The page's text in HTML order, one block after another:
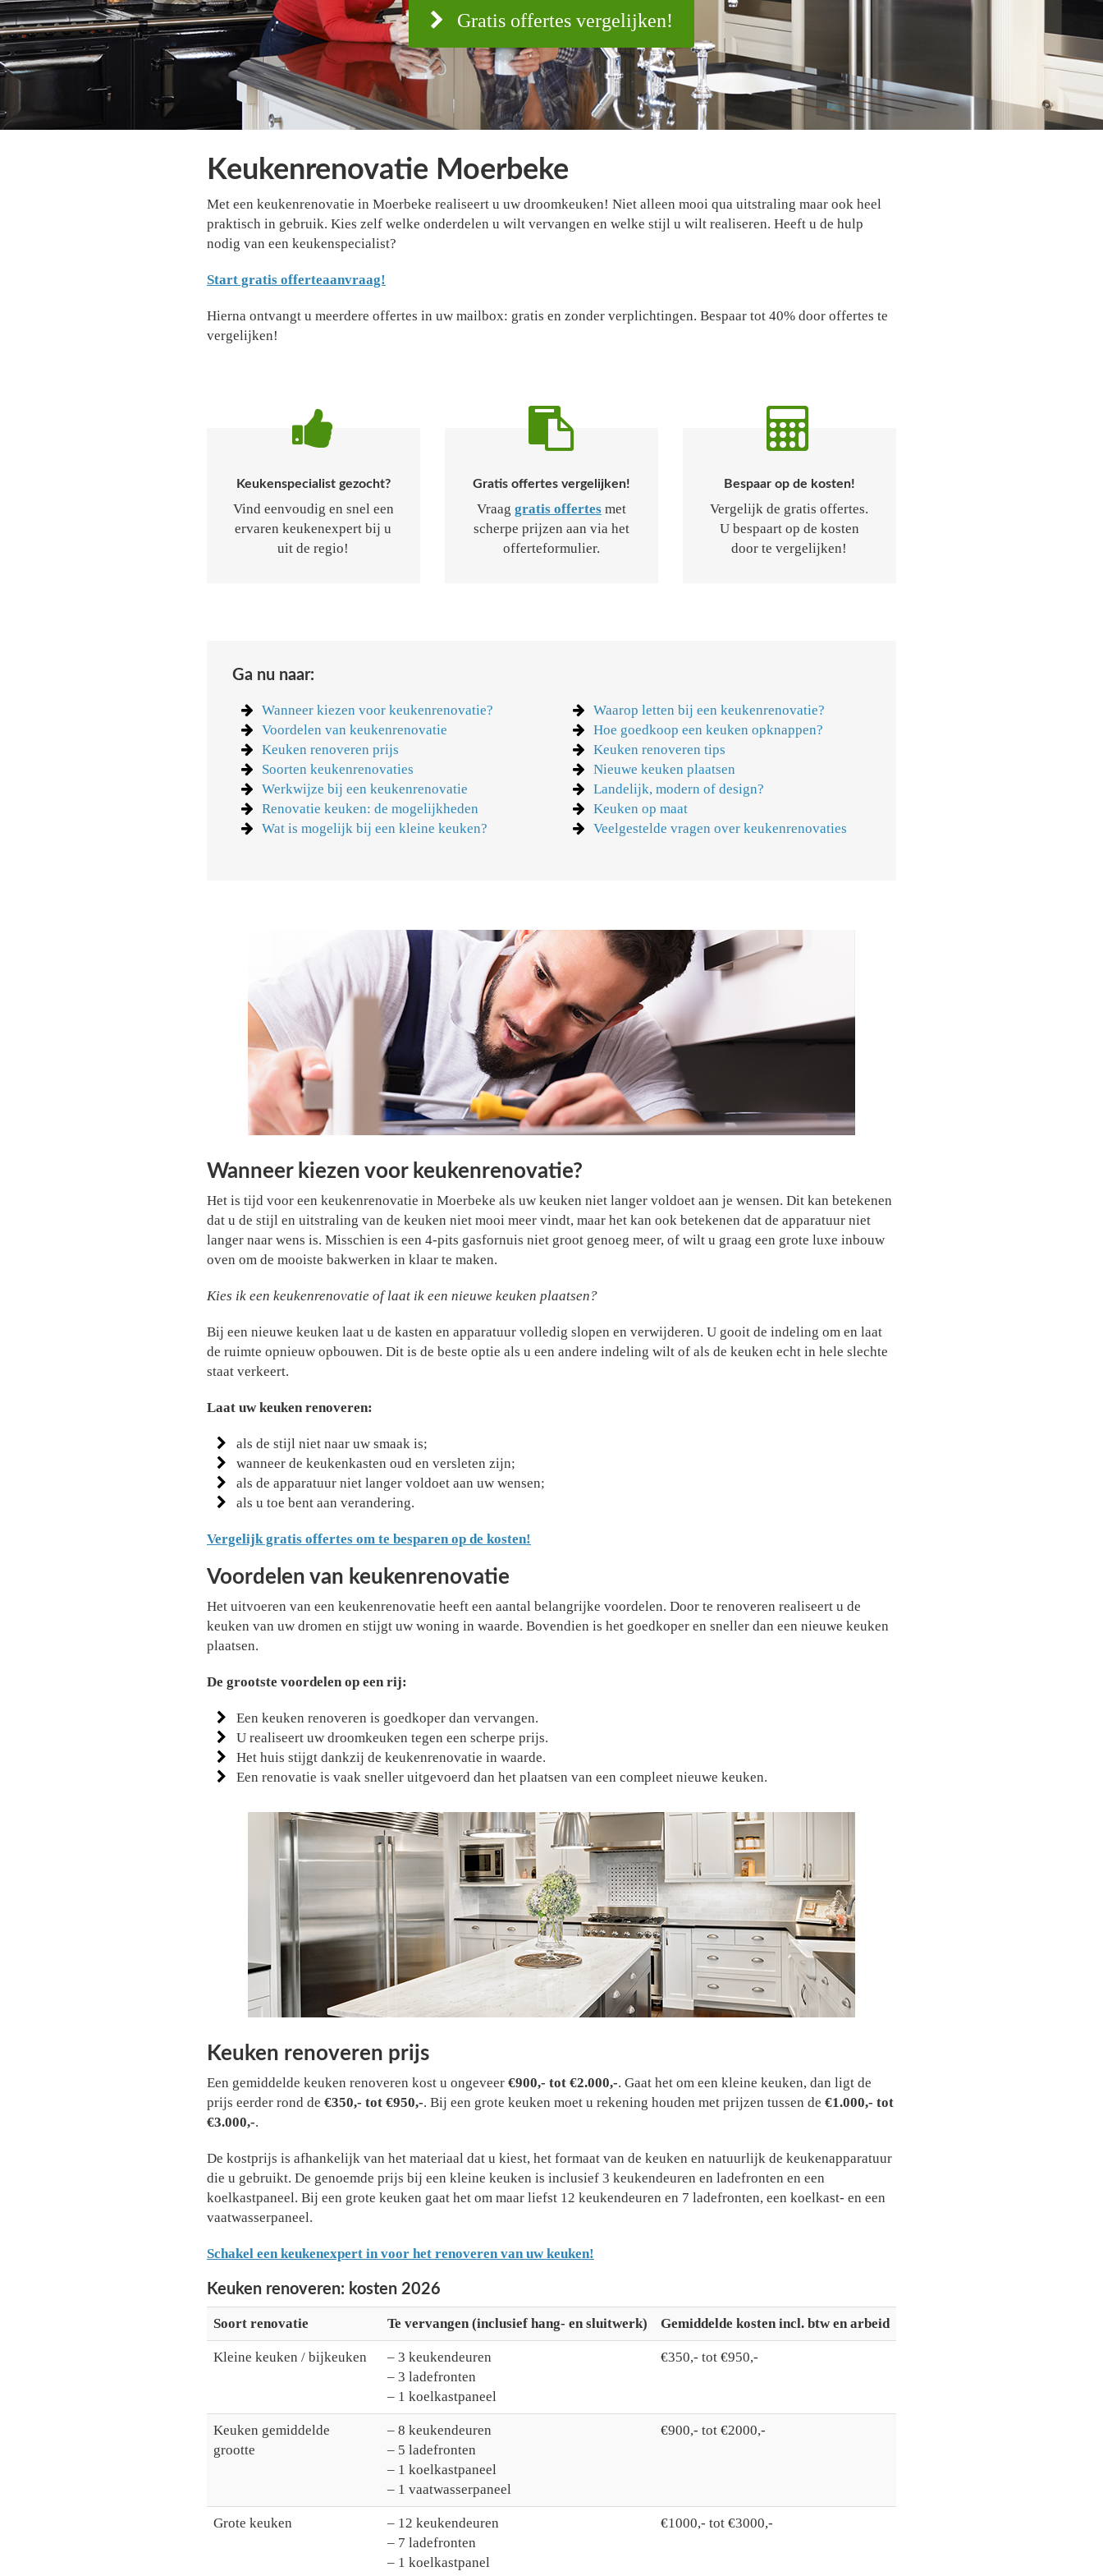
Gratis offertes vergelijken!
Keukenrenovatie Moerbeke
Met een keukenrenovatie in Moerbeke realiseert u uw droomkeuken! Niet alleen mooi qua uitstraling maar ook heel
praktisch in gebruik. Kies zelf welke onderdelen u wilt vervangen en welke stijl u wilt realiseren. Heeft u de hulp
nodig van een keukenspecialist?
Start gratis offerteaanvraag!
Hierna ontvangt u meerdere offertes in uw mailbox: gratis en zonder verplichtingen. Bespaar tot 40% door offertes te
vergelijken!
Keukenspecialist gezocht?
Vind eenvoudig en snel een
ervaren keukenexpert bij u
uit de regio!
Gratis offertes vergelijken!
Vraag gratis offertesmet
scherpe prijzen aan via het
offerteformulier.
Bespaar op de kosten!
Vergelijk de gratis offertes.
U bespaart op de kosten
door te vergelijken!
Ga nu naar:
Wanneer kiezen voor keukenrenovatie?
Voordelen van keukenrenovatie
Keuken renoveren prijs
Soorten keukenrenovaties
Werkwijze bij een keukenrenovatie
Renovatie keuken: de mogelijkheden
Wat is mogelijk bij een kleine keuken?
Waarop letten bij een keukenrenovatie?
Hoe goedkoop een keuken opknappen?
Keuken renoveren tips
Nieuwe keuken plaatsen
Landelijk, modern of design?
Keuken op maat
Veelgestelde vragen over keukenrenovaties
Wanneer kiezen voor keukenrenovatie?
Het is tijd voor een keukenrenovatie in Moerbeke als uw keuken niet langer voldoet aan je wensen. Dit kan betekenen
dat u de stijl en uitstraling van de keuken niet mooi meer vindt, maar het kan ook betekenen dat de apparatuur niet
langer naar wens is. Misschien is een 4-pits gasfornuis niet groot genoeg meer, of wilt u graag een grote luxe inbouw
oven om de mooiste bakwerken in klaar te maken.
Kies ik een keukenrenovatie of laat ik een nieuwe keuken plaatsen?
Bij een nieuwe keuken laat u de kasten en apparatuur volledig slopen en verwijderen. U gooit de indeling om en laat
de ruimte opnieuw opbouwen. Dit is de beste optie als u een andere indeling wilt of als de keuken echt in hele slechte
staat verkeert.
Laat uw keuken renoveren:
als de stijl niet naar uw smaak is;
wanneer de keukenkasten oud en versleten zijn;
als de apparatuur niet langer voldoet aan uw wensen;
als u toe bent aan verandering.
Vergelijk gratis offertes om te besparen op de kosten!
Voordelen van keukenrenovatie
Het uitvoeren van een keukenrenovatie heeft een aantal belangrijke voordelen. Door te renoveren realiseert u de
keuken van uw dromen en stijgt uw woning in waarde. Bovendien is het goedkoper en sneller dan een nieuwe keuken
plaatsen.
De grootste voordelen op een rij:
Een keuken renoveren is goedkoper dan vervangen.
U realiseert uw droomkeuken tegen een scherpe prijs.
Het huis stijgt dankzij de keukenrenovatie in waarde.
Een renovatie is vaak sneller uitgevoerd dan het plaatsen van een compleet nieuwe keuken.
Keuken renoveren prijs
Een gemiddelde keuken renoveren kost u ongeveer €900,- tot €2.000,-. Gaat het om een kleine keuken, dan ligt de
prijs eerder rond de €350,- tot €950,-. Bij een grote keuken moet u rekening houden met prijzen tussen de €1.000,- tot
€3.000,-.
De kostprijs is afhankelijk van het materiaal dat u kiest, het formaat van de keuken en natuurlijk de keukenapparatuur
die u gebruikt. De genoemde prijs bij een kleine keuken is inclusief 3 keukendeuren en ladefronten en een
koelkastpaneel. Bij een grote keuken gaat het om maar liefst 12 keukendeuren en 7 ladefronten, een koelkast- en een
vaatwasserpaneel.
Schakel een keukenexpert in voor het renoveren van uw keuken!
Keuken renoveren: kosten 2026
Soort renovatie Te vervangen (inclusief hang- en sluitwerk) Gemiddelde kosten incl. btw en arbeid
Kleine keuken / bijkeuken
– 3 keukendeuren
– 3 ladefronten
– 1 koelkastpaneel
€350,- tot €950,-
Keuken gemiddelde
grootte
– 8 keukendeuren
– 5 ladefronten
– 1 koelkastpaneel
– 1 vaatwasserpaneel
€900,- tot €2000,-
Grote keuken
– 12 keukendeuren
– 7 ladefronten
– 1 koelkastpanel
€1000,- tot €3000,-